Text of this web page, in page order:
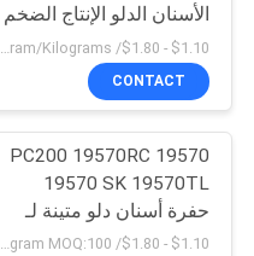
الأسنان الدلو الإنتاج الضخم
CONTACT
PC200 19570RC 19570
19570 SK 19570TL
حفرة أسنان دلو متينة لـ
كوماتسو
$1.10 - $1.80/ Kilogram MOQ:100 كيلوغرام / كيلوغرام